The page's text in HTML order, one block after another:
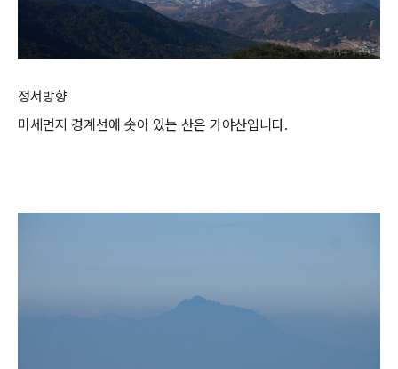
정서방향
미세먼지 경계선에 솟아 있는 산은 가야산입니다.